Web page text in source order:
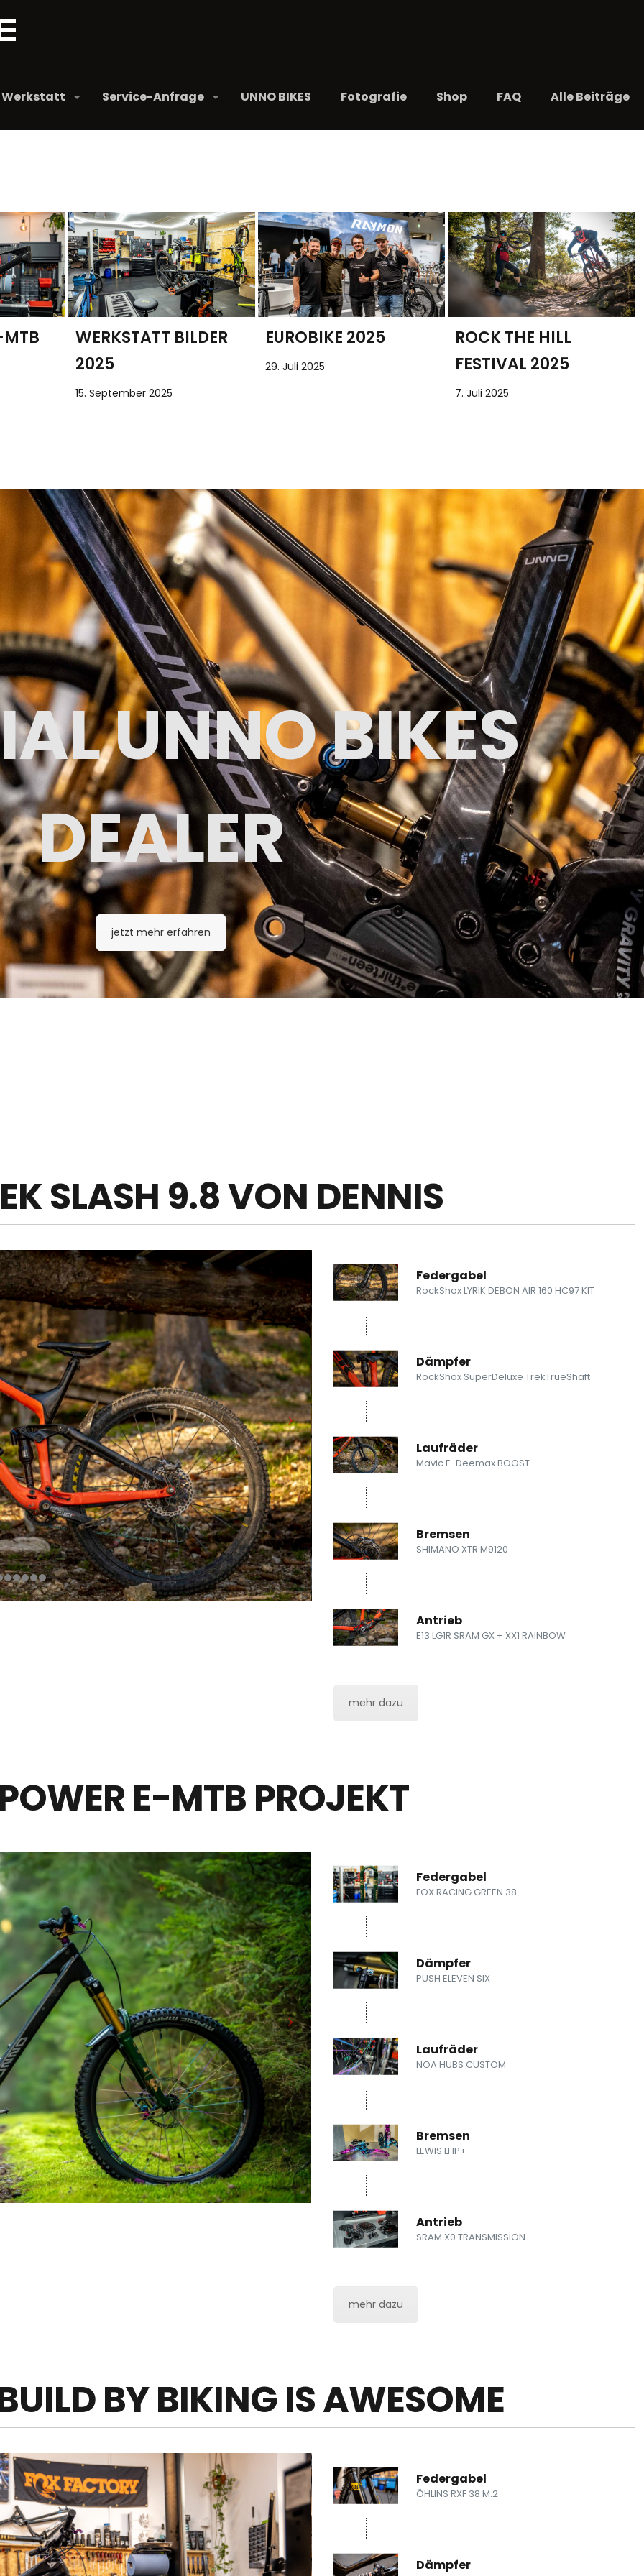
Werkstatt Service-Anfrage UNNO BIKES Fotografie Shop FAQ Alle Beiträge
MTB
WERKSTATT BILDER
2025
15. September 2025
EUROBIKE 2025
29. Juli 2025
ROCK THE HILL
FESTIVAL 2025
7. Juli 2025
UNNO BIKES
DEALER
jetzt mehr erfahren
SLASH 9.8 VON DENNIS
Federgabel
RockShox LYRIK DEBON AIR 160 HC97 KIT
Dämpfer
RockShox SuperDeluxe TrekTrueShaft
Laufräder
Mavic E-Deemax BOOST
Bremsen
SHIMANO XTR M9120
Antrieb
E13 LG1R SRAM GX + XX1 RAINBOW
mehr dazu
E-MTB PROJEKT
Federgabel
FOX RACING GREEN 38
Dämpfer
PUSH ELEVEN SIX
Laufräder
NOA HUBS CUSTOM
Bremsen
LEWIS LHP+
Antrieb
SRAM X0 TRANSMISSION
mehr dazu
BY BIKING IS AWESOME
Federgabel
ÖHLINS RXF 38 M.2
Dämpfer